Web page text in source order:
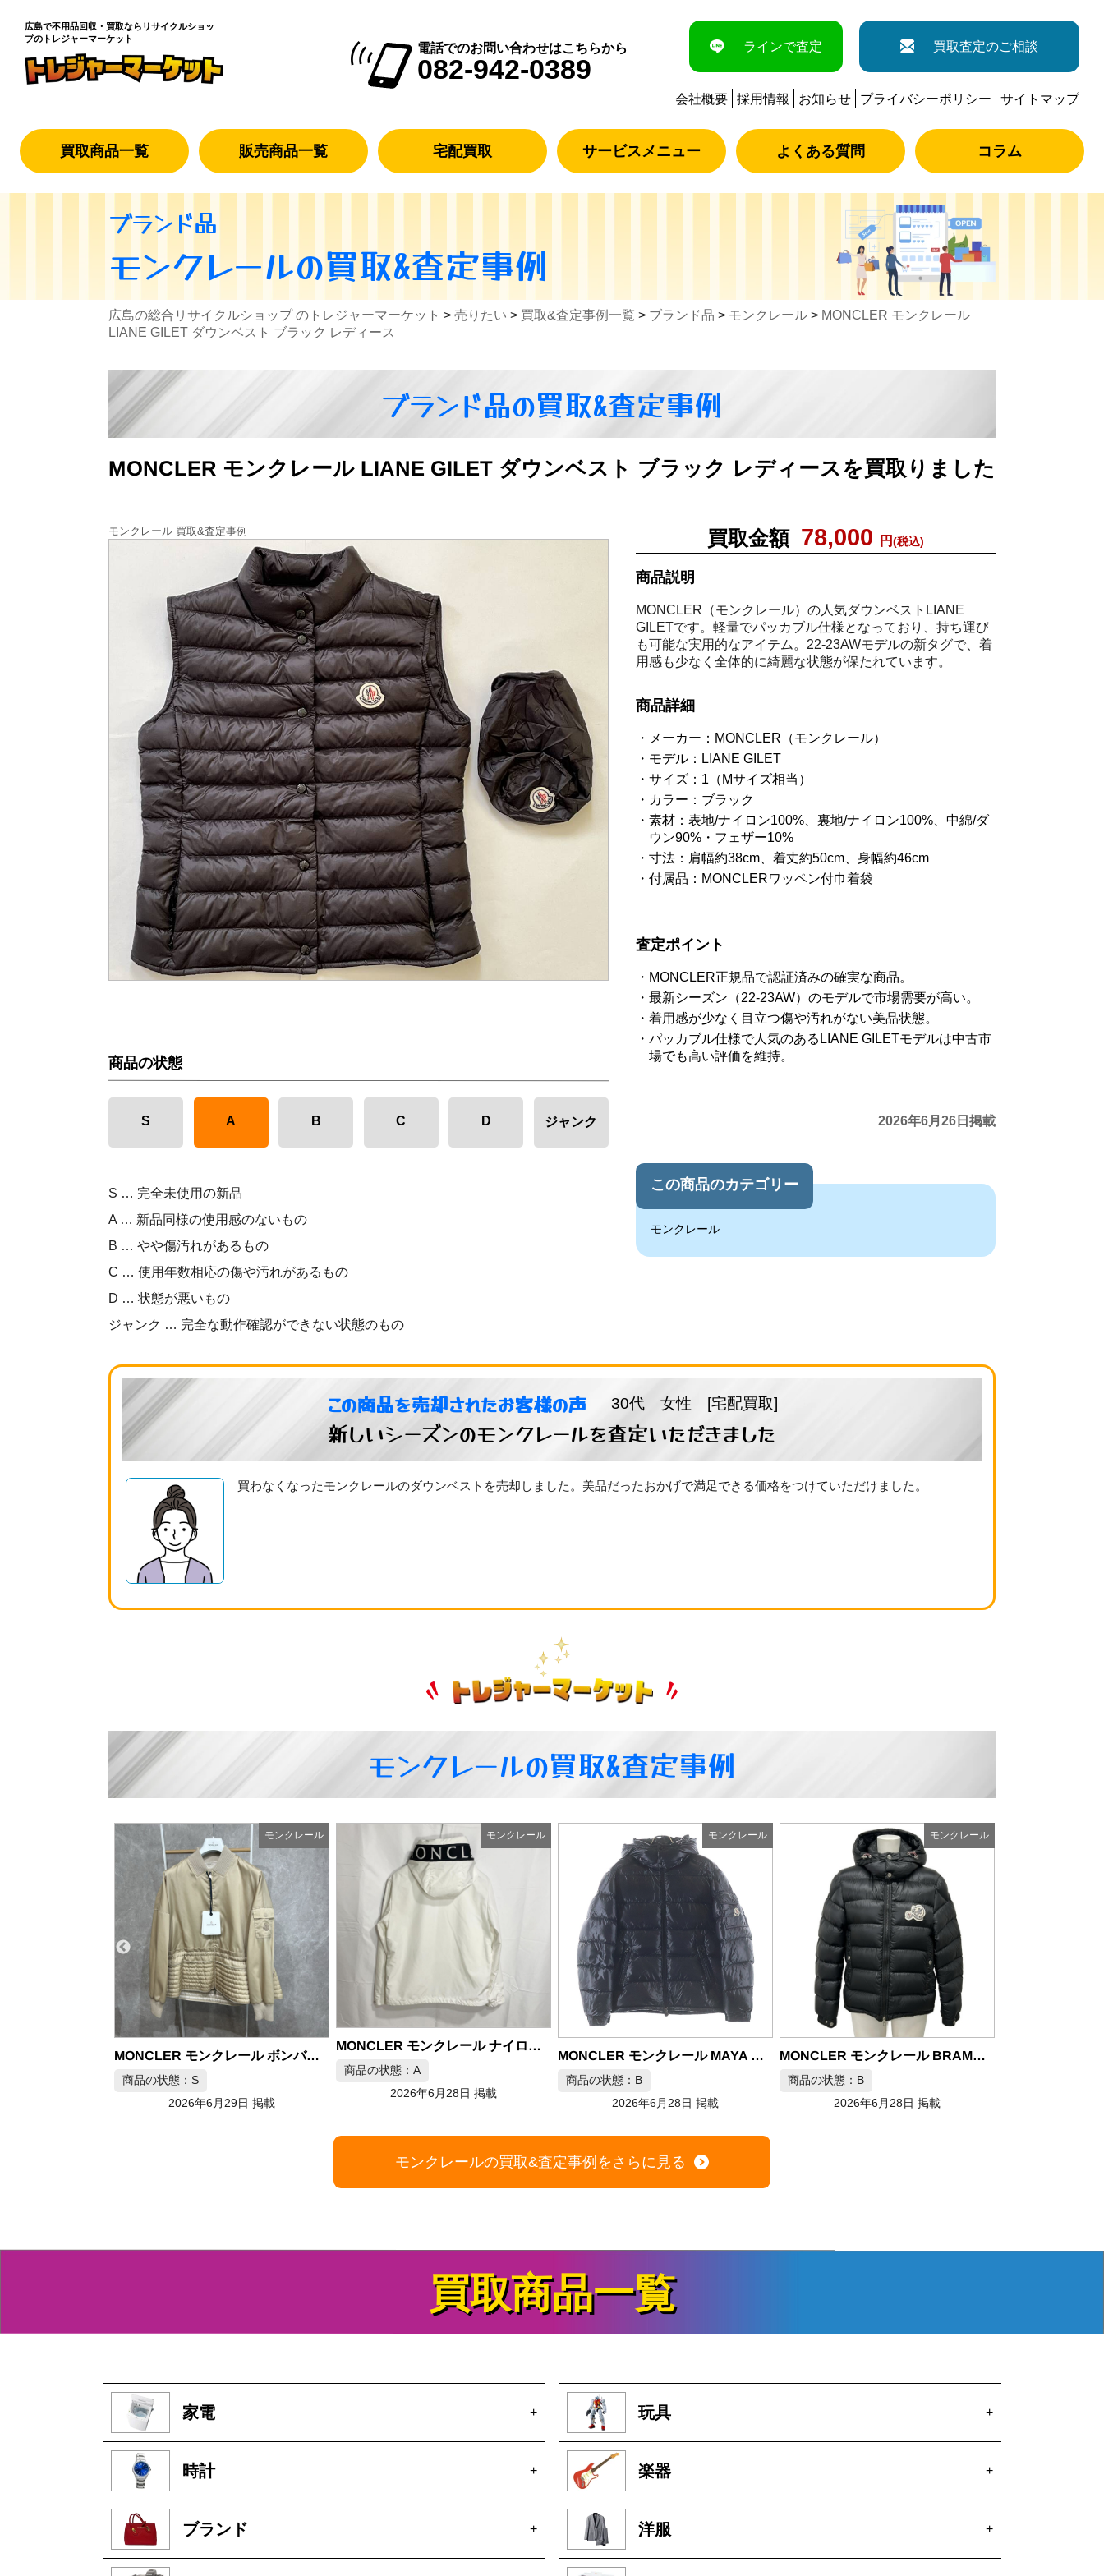
広島で不用品回収・買取なら リサイクルショッ
プのトレジャーマーケット
電話でのお問い合わせはこちらから
082-942-0389
ラインで査定 買取査定のご相談
会社概要 採用情報 お知らせ プライバシーポリシー サイトマップ
買取商品一覧 販売商品一覧 宅配買取 サービスメニュー よくある質問 コラム
ブランド品
モンクレールの買取&査定事例
広島の総合リサイクルショップ のトレジャーマーケット > 売りたい > 買取&査定事例一覧 > ブランド品 > モンクレール > MONCLER モンクレール
LIANE GILET ダウンベスト ブラック レディース
ブランド品の買取&査定事例
MONCLER モンクレール LIANE GILET ダウンベスト ブラック レディースを買取りました
買取金額 78,000 円(税込)
商品説明
MONCLER（モンクレール）の人気ダウンベストLIANE
GILETです。軽量でパッカブル仕様となっており、持ち運び
も可能な実用的なアイテム。22-23AWモデルの新タグで、着
用感も少なく全体的に綺麗な状態が保たれています。
商品詳細
メーカー：MONCLER（モンクレール）
モデル：LIANE GILET
サイズ：1（Mサイズ相当）
カラー：ブラック
素材：表地/ナイロン100%、裏地/ナイロン100%、中綿/ダ
ウン90%・フェザー10%
寸法：肩幅約38cm、着丈約50cm、身幅約46cm
付属品：MONCLERワッペン付巾着袋
査定ポイント
MONCLER正規品で認証済みの確実な商品。
最新シーズン（22-23AW）のモデルで市場需要が高い。
着用感が少なく目立つ傷や汚れがない美品状態。
パッカブル仕様で人気のあるLIANE GILETモデルは中古市
場でも高い評価を維持。
2026年6月26日掲載
この商品のカテゴリー
モンクレール
モンクレール 買取&査定事例
商品の状態
S A B C D ジャンク
S … 完全未使用の新品
A … 新品同様の使用感のないもの
B … やや傷汚れがあるもの
C … 使用年数相応の傷や汚れがあるもの
D … 状態が悪いもの
ジャンク … 完全な動作確認ができない状態のもの
この商品を売却されたお客様の声 30代 女性 [宅配買取]
新しいシーズンのモンクレールを査定いただきました
買わなくなったモンクレールのダウンベストを売却しました。美品だったおかげで満足できる価格をつけていただけました。
モンクレールの買取&査定事例
モンクレール モンクレール
商品の状態：B
2026年6月28日 掲載
モンクレール
MONCLER モンクレール BRAMANT ダウンジャケット サイズ2
商品の状態：B
2026年6月28日 掲載
モンクレール
モンクレール MONCLER トートバッグ ナイロン ブラック メンズ
商品の状態：S
2026年6月28日 掲載
モンクレールの買取&査定事例をさらに見る
買取商品一覧
家電 +
時計 +
ブランド +
玩具 +
楽器 +
洋服 +